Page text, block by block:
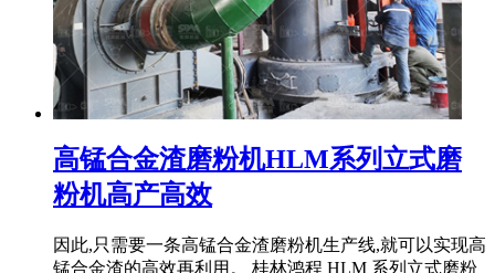
高锰合金渣磨粉机HLM系列立式磨
粉机高产高效
因此,只需要一条高锰合金渣磨粉机生产线,就可以实现高
锰合金渣的高效再利用。 桂林鸿程 HLM 系列立式磨粉